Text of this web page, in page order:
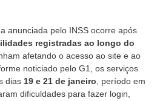
anunciada pelo INSS ocorre após
registradas ao longo do
afetando o acesso ao site e ao
noticiado pelo G1, os serviços
dias 19 e 21 de janeiro , período em
dificuldades para fazer login,